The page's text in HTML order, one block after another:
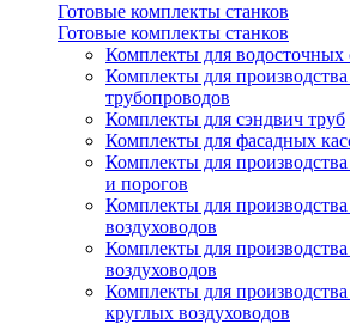
Готовые комплекты станков
Готовые комплекты станков
Комплекты для водосточных
Комплекты для
трубопроводов
Комплекты для сэндвич труб
Комплекты для фасадных
Комплекты для
и порогов
Комплекты для
воздуховодов
Комплекты для
воздуховодов
Комплекты для
круглых воздуховодов